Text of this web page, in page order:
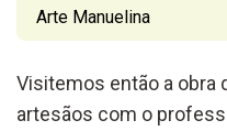
Arte Manuelina
Visitemos então a obra
artesãos com o